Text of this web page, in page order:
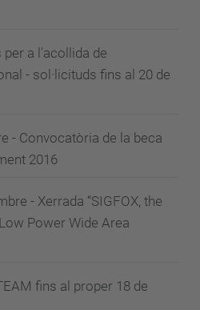
a l'acollida de
- sol·licituds fins al 20 de
- Convocatòria de la beca
2016
- Xerrada “SIGFOX, the
Power Wide Area
fins al proper 18 de